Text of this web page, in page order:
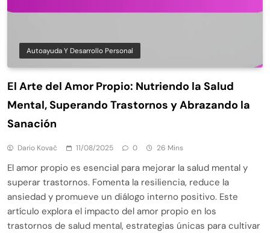
Autoayuda Y Desarrollo Personal
El Arte del Amor Propio: Nutriendo la Salud
Mental, Superando Trastornos y Abrazando la
Sanación
Dario Kovač 11/08/2025 0 26 Mins
El amor propio es esencial para mejorar la salud mental y
superar trastornos. Fomenta la resiliencia, reduce la
ansiedad y promueve un diálogo interno positivo. Este
artículo explora el impacto del amor propio en los
trastornos de salud mental, estrategias únicas para cultivar